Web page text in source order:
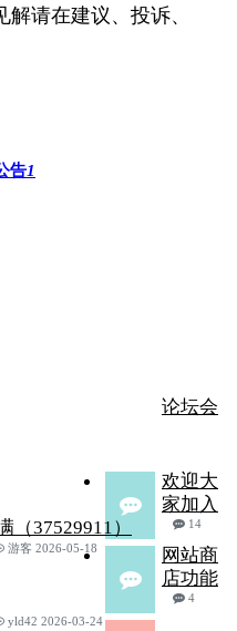
请在建议、投诉、
告1
论坛会
欢迎大
家加入
（37529911）
14
游客 2026-05-18
网站商
店功能
4
yld42 2026-03-24